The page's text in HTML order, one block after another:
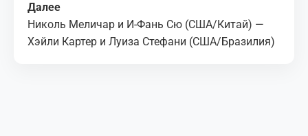
Далее
Николь Меличар и И-Фань Сю (США/Китай) —
Хэйли Картер и Луиза Стефани (США/Бразилия)